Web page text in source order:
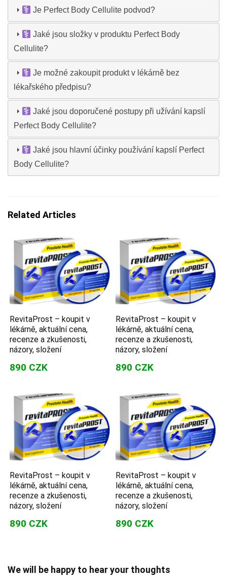
Je Perfect Body Cellulite podvod?
Jaké jsou složky v produktu Perfect Body
Cellulite?
Je možné zakoupit produkt v lékárně bez
lékařského předpisu?
Jaké jsou doporučené postupy při užívání kapslí
Perfect Body Cellulite?
Jaké jsou hlavní účinky používání kapslí Perfect
Body Cellulite?
Related Articles
RevitaProst – koupit v
lékárně, aktuální cena,
recenze a zkušenosti,
názory, složení
890 CZK
RevitaProst – koupit v
lékárně, aktuální cena,
recenze a zkušenosti,
názory, složení
890 CZK
RevitaProst – koupit v
lékárně, aktuální cena,
recenze a zkušenosti,
názory, složení
890 CZK
RevitaProst – koupit v
lékárně, aktuální cena,
recenze a zkušenosti,
názory, složení
890 CZK
We will be happy to hear your thoughts